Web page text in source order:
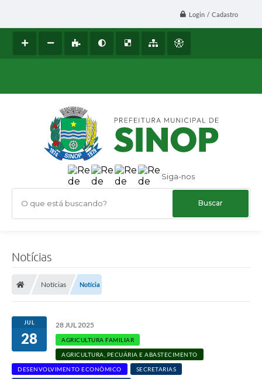
Login / Cadastro
Siga-nos
O que está buscando?
Notícias
Notícias Notícia
JUL
28
28 JUL 2025
AGRICULTURA FAMILIAR
AGRICULTURA, PECUÁRIA E ABASTECIMENTO
DESENVOLVIMENTO ECONÔMICO SECRETARIAS